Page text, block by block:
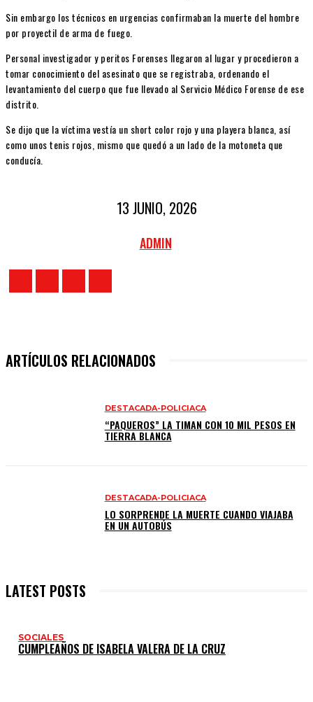
Sin embargo los técnicos en urgencias confirmaban la muerte del hombre
por proyectil de arma de fuego.
Personal investigador y peritos Forenses llegaron al lugar y procedieron a
tomar conocimiento del asesinato que se registraba, ordenando el
levantamiento del cuerpo que fue llevado al Servicio Médico Forense de ese
distrito.
Se dijo que la víctima vestía un short color rojo y una playera blanca, así
como unos tenis rojos, mismo que quedó a un lado de la motoneta que
conducía.
13 JUNIO, 2026
ADMIN
ARTÍCULOS RELACIONADOS
DESTACADA-POLICIACA
“PAQUEROS” LA TIMAN CON 10 MIL PESOS EN
TIERRA BLANCA
DESTACADA-POLICIACA
LO SORPRENDE LA MUERTE CUANDO VIAJABA
EN UN AUTOBÚS
LATEST POSTS
SOCIALES
CUMPLEAÑOS DE ISABELA VALERA DE LA CRUZ